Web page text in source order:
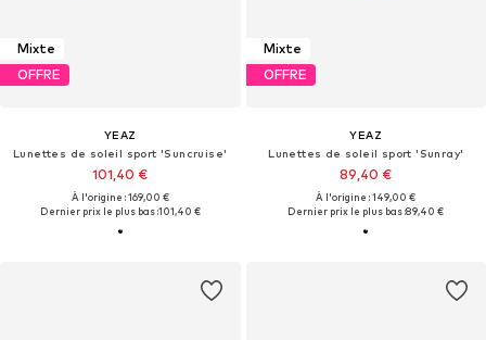
Mixte
OFFRE
YEAZ
Lunettes de soleil sport 'Suncruise'
101,40 €
À l'origine : 169,00 €
Dernier prix le plus bas :101,40 €
Mixte
OFFRE
YEAZ
Lunettes de soleil sport 'Sunray'
89,40 €
À l'origine : 149,00 €
Dernier prix le plus bas :89,40 €